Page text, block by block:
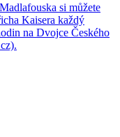
si můžete
Kaisera každý
na Dvojce Českého